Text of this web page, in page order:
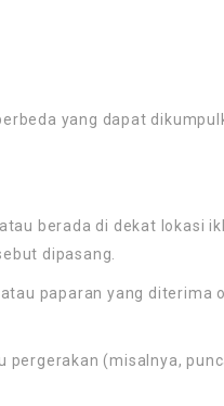
yang dapat
berada di dekat lokasi
dipasang.
paparan yang diterima
(misalnya,